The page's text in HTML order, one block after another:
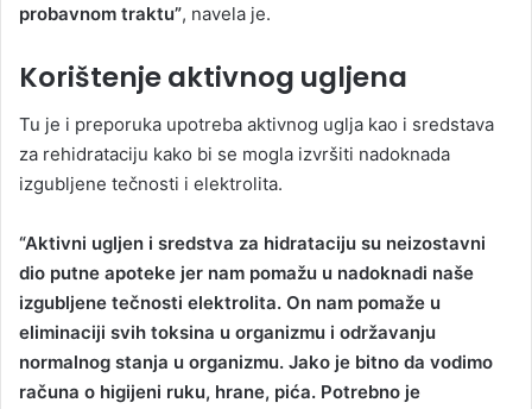
probavnom traktu”, navela je.
Korištenje aktivnog ugljena
Tu je i preporuka upotreba aktivnog uglja kao i sredstava
za rehidrataciju kako bi se mogla izvršiti nadoknada
izgubljene tečnosti i elektrolita.
“Aktivni ugljen i sredstva za hidrataciju su neizostavni
dio putne apoteke jer nam pomažu u nadoknadi naše
izgubljene tečnosti elektrolita. On nam pomaže u
eliminaciji svih toksina u organizmu i održavanju
normalnog stanja u organizmu. Jako je bitno da vodimo
računa o higijeni ruku, hrane, pića. Potrebno je